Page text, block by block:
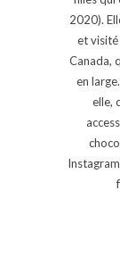
2020).
et visité
Canada,
en
elle,